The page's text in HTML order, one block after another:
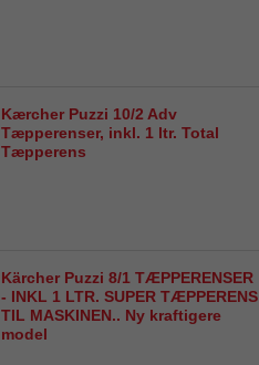
Kærcher Puzzi 10/2 Adv
Tæpperenser, inkl. 1 ltr. Total
Tæpperens
Kärcher Puzzi 8/1 TÆPPERENSER
- INKL 1 LTR. SUPER TÆPPERENS
TIL MASKINEN.. Ny kraftigere
model